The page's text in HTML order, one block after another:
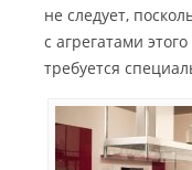
не следует,
с агрегатами
требуется